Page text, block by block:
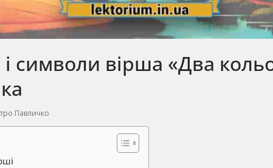
символи вірша «Два
Павличко